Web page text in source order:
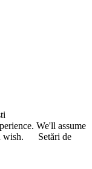
We'll assume
wish.
Setări de